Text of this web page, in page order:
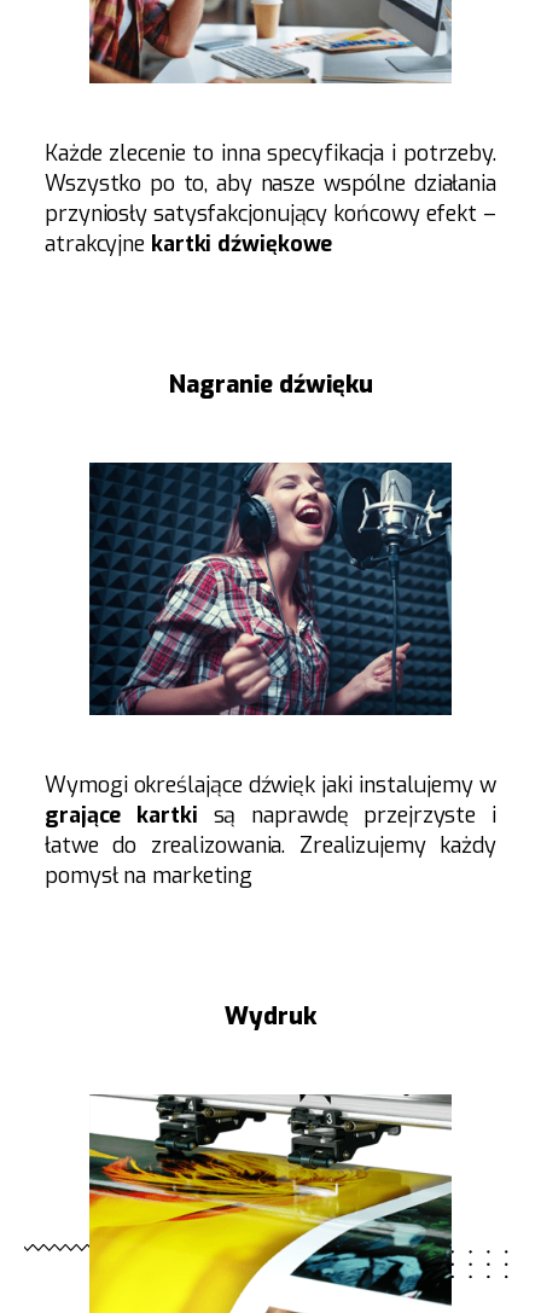
Każde zlecenie to inna specyfikacja i potrzeby.
Wszystko po to, aby nasze wspólne działania
przyniosły satysfakcjonujący końcowy efekt –
atrakcyjne kartki dźwiękowe
Nagranie dźwięku
Wymogi określające dźwięk jaki instalujemy w
grające kartki są naprawdę przejrzyste i
łatwe do zrealizowania. Zrealizujemy każdy
pomysł na marketing
Wydruk